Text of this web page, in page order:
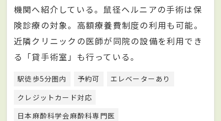
機関へ紹介している。鼠径ヘルニアの手術は保
険診療の対象。高額療養費制度の利用も可能。
近隣クリニックの医師が同院の設備を利用でき
る「貸手術室」も行っている。
駅徒歩5分圏内 予約可
エレベーターあり
クレジットカード対応
日本麻酔科学会麻酔科専門医